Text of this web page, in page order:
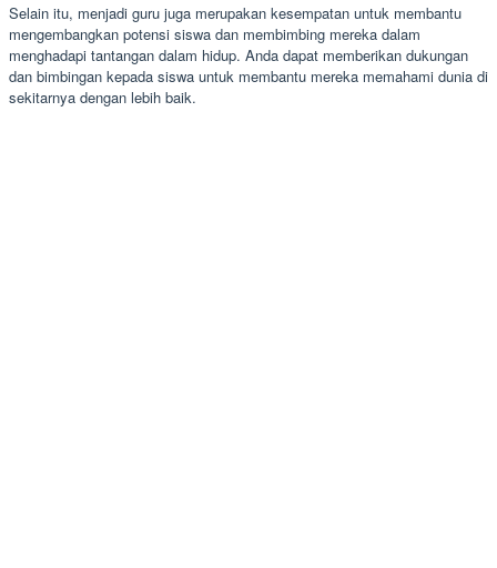
Selain itu, menjadi guru juga merupakan kesempatan untuk membantu
mengembangkan potensi siswa dan membimbing mereka dalam
menghadapi tantangan dalam hidup. Anda dapat memberikan dukungan
dan bimbingan kepada siswa untuk membantu mereka memahami dunia di
sekitarnya dengan lebih baik.